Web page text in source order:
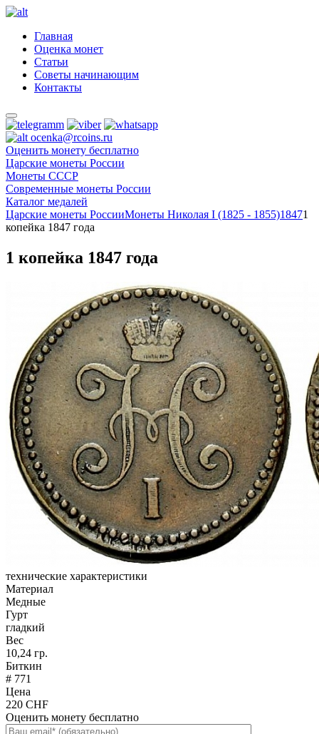
Главная
Оценка монет
Статьи
Советы начинающим
Контакты
ocenka@rcoins.ru
Оценить монету бесплатно
Царские монеты России
Монеты СССР
Современные монеты России
Каталог медалей
Царские монеты РоссииМонеты Николая I (1825 - 1855)18471
копейка 1847 года
1 копейка 1847 года
технические характеристики
Материал
Медные
Гурт
гладкий
Вес
10,24 гр.
Биткин
# 771
Цена
220 CHF
Оценить монету бесплатно